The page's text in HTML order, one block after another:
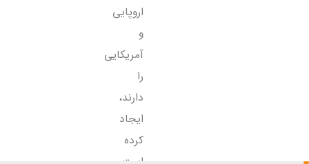
اروپایی
و
آمریکایی
را
دارند،
ایجاد
کرده